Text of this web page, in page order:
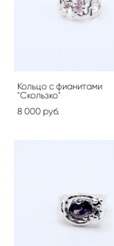
Кольцо с фианитами
"Скользко"
8 000 pуб.